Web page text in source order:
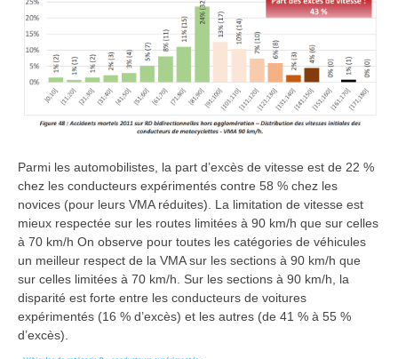
Parmi les automobilistes, la part d’excès de vitesse est de 22 %
chez les conducteurs expérimentés contre 58 % chez les
novices (pour leurs VMA réduites). La limitation de vitesse est
mieux respectée sur les routes limitées à 90 km/h que sur celles
à 70 km/h On observe pour toutes les catégories de véhicules
un meilleur respect de la VMA sur les sections à 90 km/h que
sur celles limitées à 70 km/h. Sur les sections à 90 km/h, la
disparité est forte entre les conducteurs de voitures
expérimentés (16 % d’excès) et les autres (de 41 % à 55 %
d’excès).